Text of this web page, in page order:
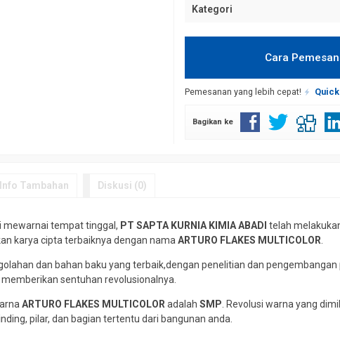
Kategori
Cara
Pemesanan yang lebih cepat!
Bagikan ke
Info Tambahan Diskusi (0)
mewarnai tempat tinggal, PT SAPTA KURNIA KIMIA ABADI telah
karya cipta terbaiknya dengan namaARTURO FLAKES MULTICOLOR
dan bahan baku yang terbaik,dengan penelitian dan
sentuhan revolusionalnya.
ARTURO FLAKES MULTICOLOR adalahSMP . Revolusi warna yang
pilar, dan bagian tertentu dari bangunan anda.